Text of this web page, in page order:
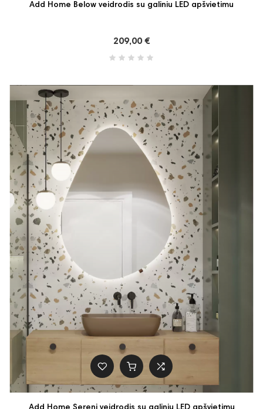
Add Home Below veidrodis su galiniu LED apšvietimu
209,00 €